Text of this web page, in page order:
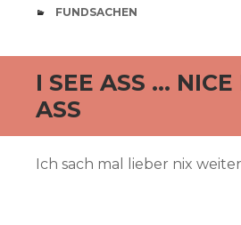
CATEGORIES
FUNDSACHEN
I SEE ASS …
ASS
Ich sach mal lieber nix